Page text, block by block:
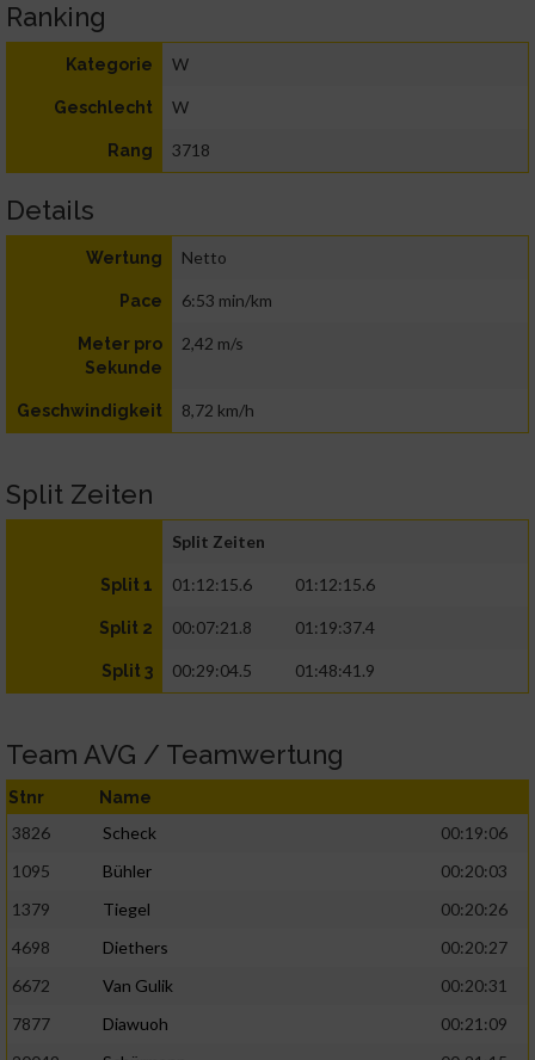
Ranking
Kategorie W
Geschlecht W
Rang 3718
Details
Wertung Netto
Pace 6:53 min/km
Meter pro
Sekunde
2,42 m/s
Geschwindigkeit 8,72 km/h
Split Zeiten
Split Zeiten
Split 1 01:12:15.6 01:12:15.6
Split 2 00:07:21.8 01:19:37.4
Split 3 00:29:04.5 01:48:41.9
Team AVG / Teamwertung
Stnr Name
3826 Scheck
00:19:06
1095
Bühler
00:20:03
1379
Tiegel
00:20:26
4698
Diethers
00:20:27
6672
Van Gulik
00:20:31
7877
Diawuoh
00:21:09